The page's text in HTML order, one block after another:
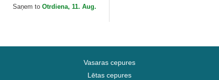
Yankees MLB no New Era
Saņem to Otrdiena, 11. Aug.
Vasaras cepures
Lētas cepures